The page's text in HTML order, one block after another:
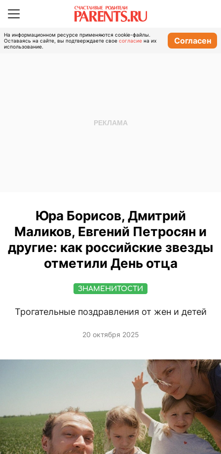
На информационном ресурсе применяются cookie-файлы.
Оставаясь на сайте, вы подтверждаете свое согласие на их
использование.
Согласен
Юра Борисов, Дмитрий
Маликов, Евгений Петросян и
другие: как российские звезды
отметили День отца
ЗНАМЕНИТОСТИ
Трогательные поздравления от жен и детей
20 октября 2025